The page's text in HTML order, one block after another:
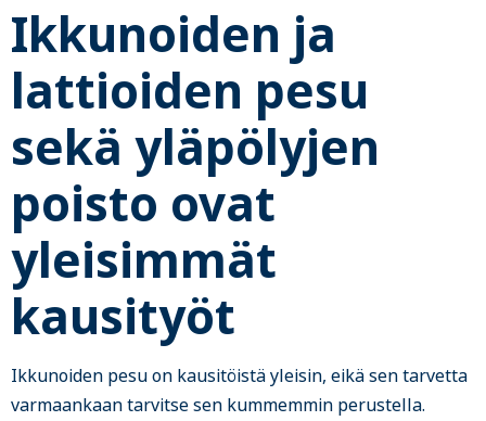
Ikkunoiden ja
lattioiden pesu
sekä yläpölyjen
poisto ovat
yleisimmät
kausityöt
Ikkunoiden pesu on kausitöistä yleisin, eikä sen tarvetta
varmaankaan tarvitse sen kummemmin perustella.